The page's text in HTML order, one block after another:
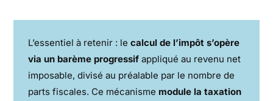
L’essentiel à retenir : lecalcul de l’impôt s’opère
via un barème progressif appliqué au revenu net
imposable, divisé au préalable par le nombre de
parts fiscales. Ce mécanisme module la taxation